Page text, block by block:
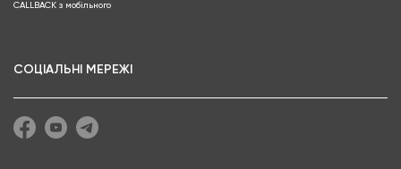
CALLBACK з мобільного
СОЦІАЛЬНІ МЕРЕЖІ